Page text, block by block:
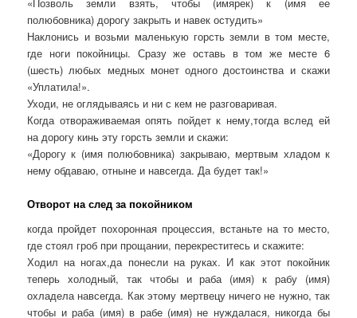
полюбовника) дорогу закрыть и навек остудить»
Наклонись и возьми маленькую горсть земли в том месте,
где ноги покойницы. Сразу же оставь в том же месте 6
(шесть) любых медных монет одного достоинства и скажи
«Уплатила!».
Уходи, не оглядываясь и ни с кем не разговаривая.
Когда отвораживаемая опять пойдет к нему,тогда вслед ей
на дорогу кинь эту горсть земли и скажи:
«Дорогу к (имя полюбовника) закрываю, мертвым хладом к
нему обдаваю, отныне и навсегда. Да будет так!»
Отворот на след за покойником
когда пройдет похоронная процессия, встаньте на то место,
где стоял гроб при прощании, перекреститесь и скажите:
Ходил на ногах,да понесли на руках. И как этот покойник
теперь холодный, так чтобы и раба (имя) к рабу (имя)
охладела навсегда. Как этому мертвецу ничего не нужно, так
чтобы и раба (имя) в рабе (имя) не нуждалася, никогда бы